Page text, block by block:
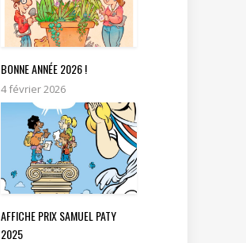
BONNE ANNÉE 2026 !
4 février 2026
AFFICHE PRIX SAMUEL PATY
2025